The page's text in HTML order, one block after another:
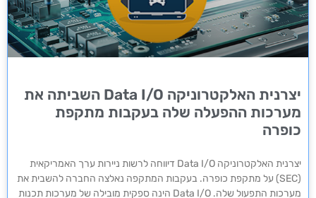
יצרנית האלקטרוניקה Data I/O השביתה את
מערכות ההפעלה שלה בעקבות מתקפת
כופרה
יצרנית האלקטרוניקה Data I/O דיווחה לרשות ניירות ערך האמריקאית
(SEC) על מתקפת כופרה. בעקבות המתקפה נאלצה החברה להשבית את
מערכות התפעול שלה. Data I/O הינה ספקית מובילה של מערכות תכנות